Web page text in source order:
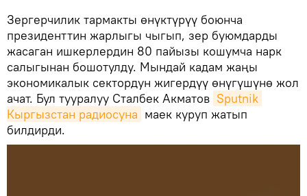
Зергерчилик тармакты өнүктүрүү боюнча
президенттин жарлыгы чыгып, зер буюмдарды
жасаган ишкерлердин 80 пайызы кошумча нарк
салыгынан бошотулду. Мындай кадам жаңы
экономикалык сектордун жигердүү өнүгүшүнө жол
ачат. Бул тууралуу Сталбек Акматов Sputnik
Кыргызстан радиосуна маек куруп жатып
билдирди.